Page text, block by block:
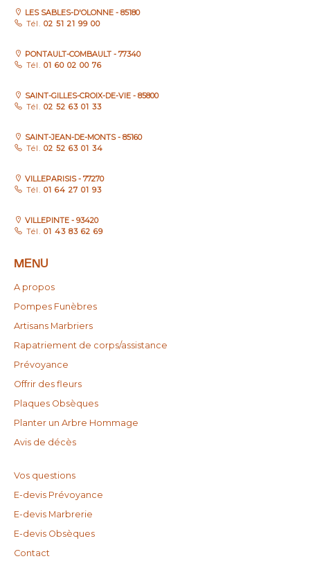
LES SABLES-D'OLONNE - 85180
Tél. 02 51 21 99 00
PONTAULT-COMBAULT - 77340
Tél. 01 60 02 00 76
SAINT-GILLES-CROIX-DE-VIE - 85800
Tél. 02 52 63 01 33
SAINT-JEAN-DE-MONTS - 85160
Tél. 02 52 63 01 34
VILLEPARISIS - 77270
Tél. 01 64 27 01 93
VILLEPINTE - 93420
Tél. 01 43 83 62 69
MENU
A propos
Pompes Funèbres
Artisans Marbriers
Rapatriement de corps/assistance
Prévoyance
Offrir des fleurs
Plaques Obsèques
Planter un Arbre Hommage
Avis de décès
Vos questions
E-devis Prévoyance
E-devis Marbrerie
E-devis Obsèques
Contact